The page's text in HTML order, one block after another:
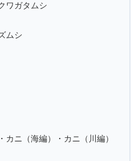
ワガタムシ
ムシ
カニ（海編）・カニ（川編）